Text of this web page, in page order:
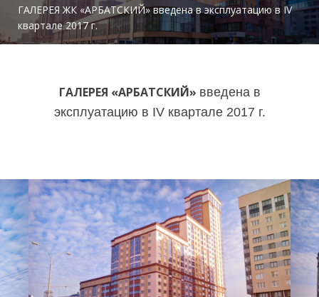
ГАЛЕРЕЯ ЖК «АРБАТСКИЙ» введена в эксплуатацию в IV
квартале 2017 г.
ГАЛЕРЕЯ «АРБАТСКИЙ» введена в
эксплуатацию в IV квартале 2017 г.